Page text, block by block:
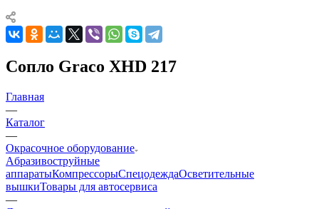
Сопло Graco XHD 217
Главная
—
Каталог
—
Окрасочное оборудование
Aбразивоструйные
аппаратыКомпрессорыСпецодеждаОсветительные
вышкиТовары для автосервиса
—